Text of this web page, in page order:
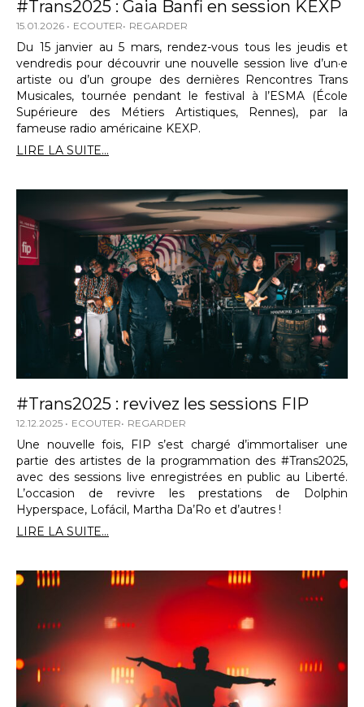
#Trans2025 : Gaia Banfi en session KEXP
15.01.2026 ECOUTER REGARDER
Du 15 janvier au 5 mars, rendez-vous tous les jeudis et
vendredis pour découvrir une nouvelle session live d’un·e
artiste ou d’un groupe des dernières Rencontres Trans
Musicales, tournée pendant le festival à l’ESMA (École
Supérieure des Métiers Artistiques, Rennes), par la
fameuse radio américaine KEXP.
LIRE LA SUITE...
#Trans2025 : revivez les sessions FIP
12.12.2025 ECOUTER REGARDER
Une nouvelle fois, FIP s’est chargé d’immortaliser une
partie des artistes de la programmation des #Trans2025,
avec des sessions live enregistrées en public au Liberté.
L’occasion de revivre les prestations de Dolphin
Hyperspace, Lofácil, Martha Da’Ro et d’autres !
LIRE LA SUITE...